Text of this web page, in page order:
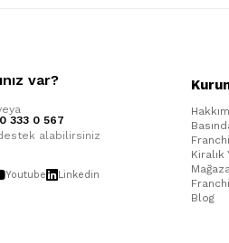
var?
333 0 567
alabilirsiniz
Youtube Linkedin
Kiralık
Blog